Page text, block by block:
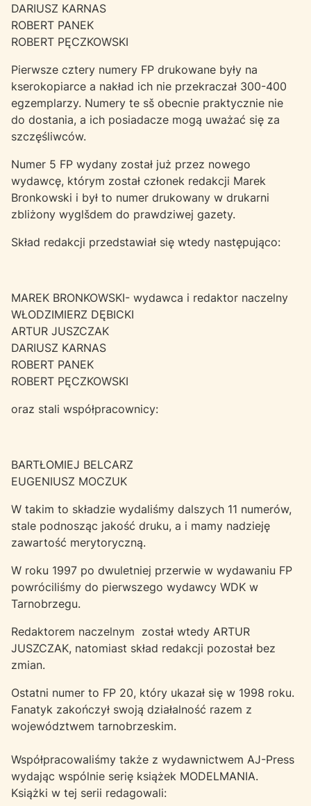
DARIUSZ KARNAS
ROBERT PANEK
ROBERT PĘCZKOWSKI
Pierwsze cztery numery FP drukowane były na
kserokopiarce a nakład ich nie przekraczał 300-400
egzemplarzy. Numery te sš obecnie praktycznie nie
do dostania, a ich posiadacze mogą uważać się za
szczęśliwców.
Numer 5 FP wydany został już przez nowego
wydawcę, którym został członek redakcji Marek
Bronkowski i był to numer drukowany w drukarni
zbliżony wyglšdem do prawdziwej gazety.
Skład redakcji przedstawiał się wtedy następująco:
MAREK BRONKOWSKI- wydawca i redaktor naczelny
WŁODZIMIERZ DĘBICKI
ARTUR JUSZCZAK
DARIUSZ KARNAS
ROBERT PANEK
ROBERT PĘCZKOWSKI
oraz stali współpracownicy:
BARTŁOMIEJ BELCARZ
EUGENIUSZ MOCZUK
W takim to składzie wydaliśmy dalszych 11 numerów,
stale podnosząc jakość druku, a i mamy nadzieję
zawartość merytoryczną.
W roku 1997 po dwuletniej przerwie w wydawaniu FP
powróciliśmy do pierwszego wydawcy WDK w
Tarnobrzegu.
Redaktorem naczelnym został wtedy ARTUR
JUSZCZAK, natomiast skład redakcji pozostał bez
zmian.
Ostatni numer to FP 20, który ukazał się w 1998 roku.
Fanatyk zakończył swoją działalność razem z
województwem tarnobrzeskim.
Współpracowaliśmy także z wydawnictwem AJ-Press
wydając wspólnie serię książek MODELMANIA.
Książki w tej serii redagowali: